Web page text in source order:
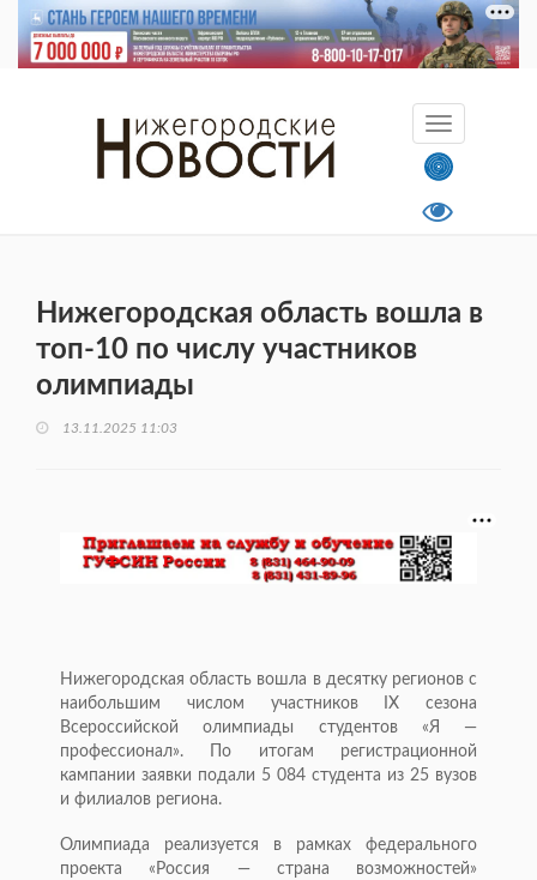
Нижегородская область вошла в
топ-10 по числу участников
олимпиады
13.11.2025 11:03
Нижегородская область вошла в десятку регионов с
наибольшим числом участников IX сезона
Всероссийской олимпиады студентов «Я —
профессионал». По итогам регистрационной
кампании заявки подали 5 084 студента из 25 вузов
и филиалов региона.
Олимпиада реализуется в рамках федерального
проекта «Россия — страна возможностей»